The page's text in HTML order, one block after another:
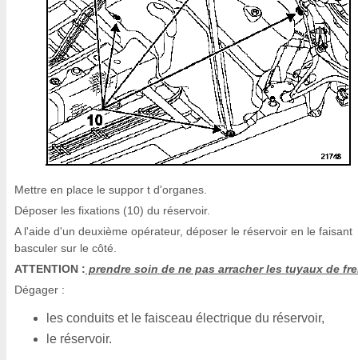
Mettre en place le suppor t d'organes.
Déposer les fixations (10) du réservoir.
A l'aide d'un deuxième opérateur, déposer le réservoir en le faisant
basculer sur le côté.
ATTENTION : prendre soin de ne pas arracher les tuyaux de
Dégager :
les conduits et le faisceau électrique du réservoir,
le réservoir.